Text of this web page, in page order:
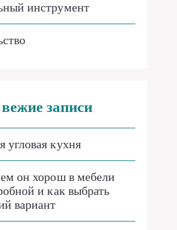
инструмент
записи
угловая кухня
он хорош в мебели
и как выбрать
вариант